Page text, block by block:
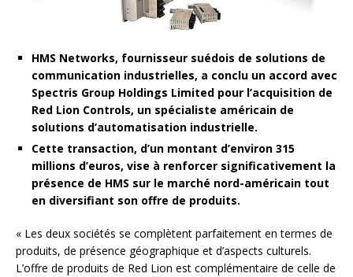
HMS Networks, fournisseur suédois de solutions de
communication industrielles, a conclu un accord avec
Spectris Group Holdings Limited pour l’acquisition de
Red Lion Controls, un spécialiste américain de
solutions d’automatisation industrielle.
Cette transaction, d’un montant d’environ 315
millions d’euros, vise à renforcer significativement la
présence de HMS sur le marché nord-américain tout
en diversifiant son offre de produits.
« Les deux sociétés se complètent parfaitement en termes de
produits, de présence géographique et d’aspects culturels.
L’offre de produits de Red Lion est complémentaire de celle de